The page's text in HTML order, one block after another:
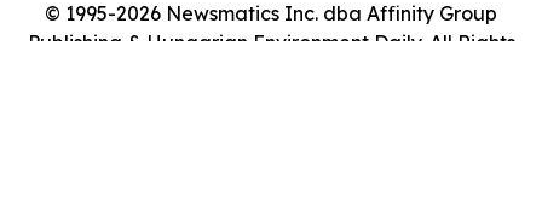
© 1995-2026 Newsmatics Inc. dba Affinity Group
Publishing & Hungarian Environment Daily. All Rights